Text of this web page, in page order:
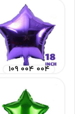
۱۰۹ ۰۰۴ ۰۰۴